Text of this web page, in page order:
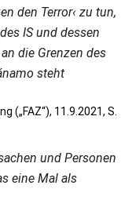
den Terror‹ zu tun,
IS und dessen
die Grenzen des
steht
11.9.2021, S.
und Personen
eine Mal als